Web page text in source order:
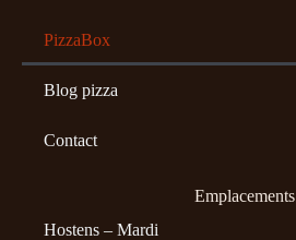
PizzaBox
Blog pizza
Contact
Emplacements
Hostens – Mardi